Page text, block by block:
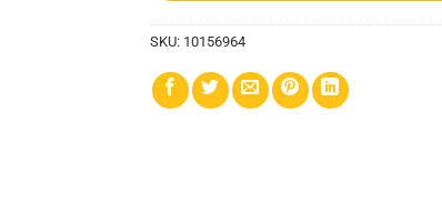
SKU: 10156964